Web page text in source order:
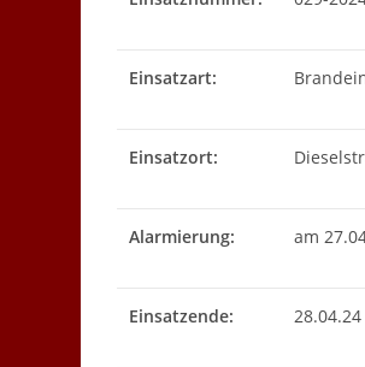
Einsatzart:
Einsatzort:
Alarmierung: am
Einsatzende: